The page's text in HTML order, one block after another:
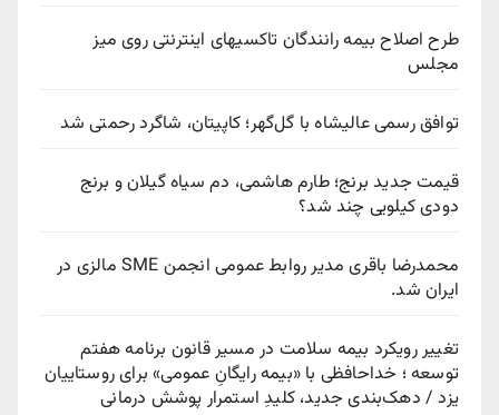
طرح اصلاح بیمه رانندگان تاکسیهای اینترنتی روی میز
مجلس
توافق رسمی عالیشاه با گل‌گهر؛ کاپیتان، شاگرد رحمتی شد
قیمت جدید برنج؛ طارم هاشمی، دم سیاه گیلان و برنج
دودی کیلویی چند شد؟
محمدرضا باقری مدیر روابط عمومی انجمن SME مالزی در
ایران شد.
تغییر رویکرد بیمه سلامت در مسیر قانون برنامه هفتم
توسعه ؛ خداحافظی با «بیمه رایگانِ عمومی» برای روستاییان
یزد / دهک‌بندی جدید، کلیدِ استمرار پوشش درمانی